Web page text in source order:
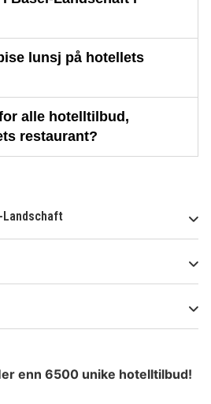
lunsj på hotellets
alle hotelltilbud,
restaurant?
enn 6500 unike hotelltilbud!